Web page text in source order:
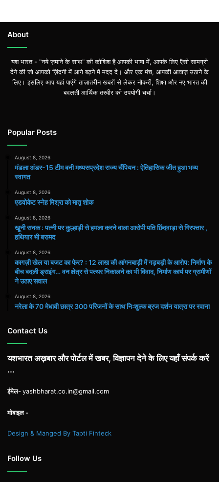
About
यश भारत - "नये ज़माने के साथ" की कोशिश है आपकी भाषा में, आपके लिए ऎसी सामग्री
देने की जो आपको ज़िंदगी में आगे बढ़ने में मदद दे। और एक मंच, आपकी आवाज़ उठाने के
लिए। इसलिए आप यहां पाएंगे ताज़ातरीन खबरों से लेकर नौकरी, शिक्षा और नए भारत की
बदलती आर्थिक तस्वीर की उपयोगी चर्चा।
Popular Posts
August 8, 2026
मंडला अंडर-15 टीम बनी मध्यसप्रदेश राज्य चैंपियन : ऐतिहासिक जीत हुआ भव्य
स्वागत
August 8, 2026
एडवोकेट स्नेह मिश्रा को मातृ शोक
August 8, 2026
खूनी सनक : पत्नी पर कुल्हाड़ी से हमला करने वाला आरोपी पति छिंदवाड़ा से गिरफ्तार ,
हथियार भी बरामद
August 8, 2026
कागज़ी खेल या बजट का फेर? : 12 लाख की आंगनबाड़ी में गड़बड़ी के आरोप: निर्माण के
बीच बदली ड्राइंग… वन क्षेत्र से पत्थर निकालने का भी विवाद, निर्माण कार्य पर ग्रामीणों
ने उठाए सवाल
August 8, 2026
नरेला के 70 मेधावी छात्र 300 परिजनों के साथ निःशुल्क ब्रज दर्शन यात्रा पर रवाना
Contact Us
यशभारत अख़बार और पोर्टल में खबर, विज्ञापन देने के लिए यहाँ संपर्क करें
...
ईमेल-yashbharat.co.in@gmail.com
मोबाइल -
Design & Manged By Tapti Finteck
Follow Us